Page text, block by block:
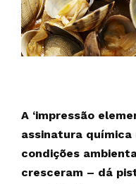
A ‘impressão
assinatura
condições
cresceram – dá